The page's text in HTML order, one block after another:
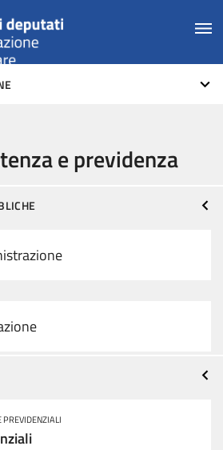
e previdenza
PREVIDENZIALI